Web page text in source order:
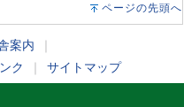
ページの先頭へ
案内
ク サイトマップ